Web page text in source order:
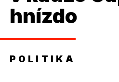
hnízdo
POLITIKA